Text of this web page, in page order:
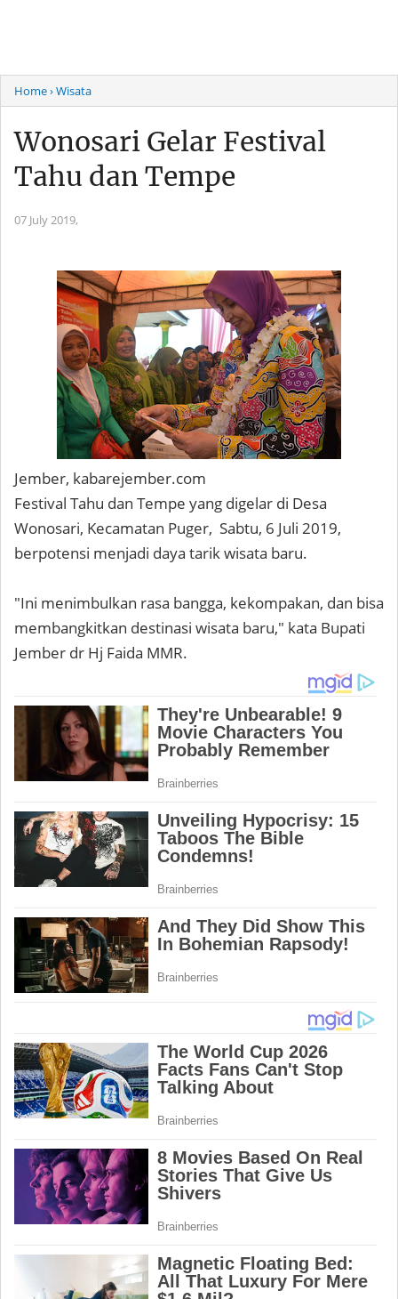
Home› Wisata
Wonosari Gelar Festival
Tahu dan Tempe
07 July 2019,
Jember, kabarejember.com
Festival Tahu dan Tempe yang digelar di Desa
Wonosari, Kecamatan Puger, Sabtu, 6 Juli 2019,
berpotensi menjadi daya tarik wisata baru.
"Ini menimbulkan rasa bangga, kekompakan, dan bisa
membangkitkan destinasi wisata baru," kata Bupati
Jember dr Hj Faida MMR.